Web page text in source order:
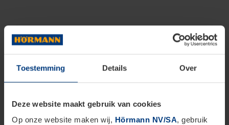
Toestemming Details Over
Deze website maakt gebruik van cookies
Op onze website maken wij, Hörmann NV/SA, gebruik